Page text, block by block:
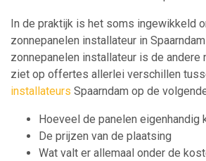
In de praktijk is het soms ingewikkeld
zonnepanelen installateur in
zonnepanelen installateur is de andere
ziet op offertes allerlei verschillen
installateurs Spaarndam op de
Hoeveel de panelen eigenhandig
De prijzen van de plaatsing
Wat valt er allemaal onder de